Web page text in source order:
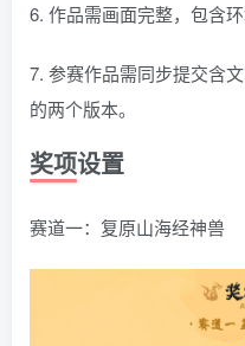
6. 作品需画面完整，包含
7. 参赛作品需同步提交含
的两个版本。
奖项设置
赛道一：复原山海经神兽